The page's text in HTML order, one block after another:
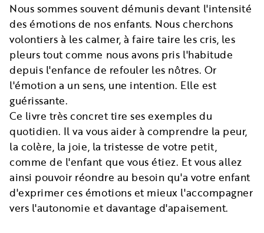
Nous sommes souvent démunis devant l'intensité
des émotions de nos enfants. Nous cherchons
volontiers à les calmer, à faire taire les cris, les
pleurs tout comme nous avons pris l'habitude
depuis l'enfance de refouler les nôtres. Or
l'émotion a un sens, une intention. Elle est
guérissante.
Ce livre très concret tire ses exemples du
quotidien. Il va vous aider à comprendre la peur,
la colère, la joie, la tristesse de votre petit,
comme de l'enfant que vous étiez. Et vous allez
ainsi pouvoir réondre au besoin qu'a votre enfant
d'exprimer ces émotions et mieux l'accompagner
vers l'autonomie et davantage d'apaisement.